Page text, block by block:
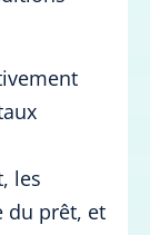
les
du prêt, et